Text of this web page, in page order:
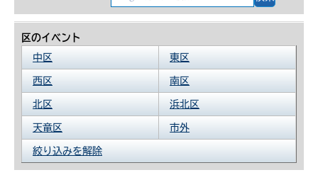
区のイベント
中区
東区
西区 南区
北区 浜北区
天竜区 市外
絞り込みを解除